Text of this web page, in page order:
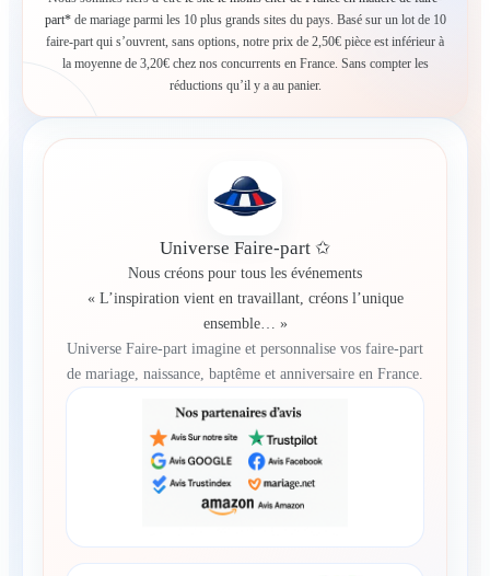
part*de mariage parmi les 10 plus grands sites du pays. Basé sur un lot de 10
faire-part qui s’ouvrent, sans options, notre prix de 2,50€ pièce est inférieur à
la moyenne de 3,20€ chez nos concurrents en France. Sans compter les
réductions qu’il y a au panier.
Universe Faire-part ✩
Nous créons pour tous les événements
« L’inspiration vient en travaillant, créons l’unique
ensemble… »
Universe Faire-part imagine et personnalise vos faire-part
de mariage, naissance, baptême et anniversaire en France.